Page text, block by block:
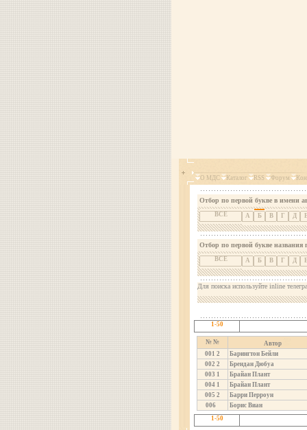
О МДС Каталог RSS Форум
Отбор по первой букве в имени
ВСЕ А Б В Г Д
Отбор по первой букве названия
ВСЕ А Б В Г Д
Для поиска используйте inline
1-50
№ №
Автор
001 2
Барингтон Бейли
002 2
Брендан Дюбуа
003 1
Брайан Плант
004 1
Брайан Плант
005 2
Барри Перроун
006
Борис Виан
1-50